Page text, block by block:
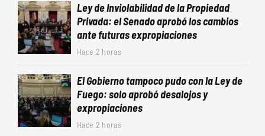
Ley de Inviolabilidad de la Propiedad
Privada: el Senado aprobó los cambios
ante futuras expropiaciones
Hace 2 horas
El Gobierno tampoco pudo con la Ley de
Fuego: solo aprobó desalojos y
expropiaciones
Hace 2 horas